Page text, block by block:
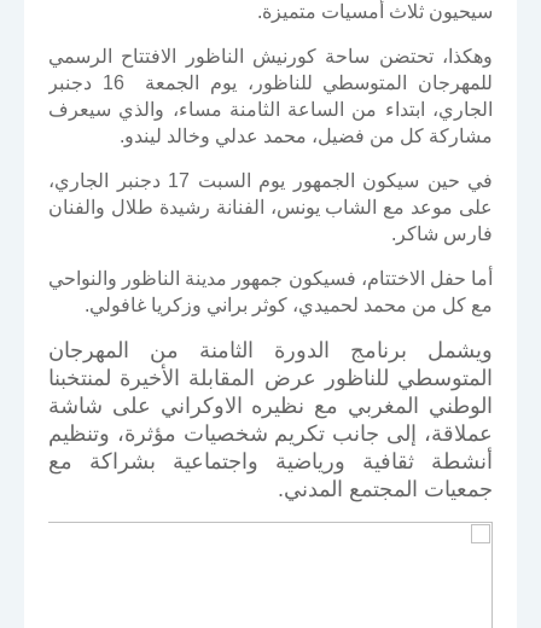
سيحيون ثلاث أمسيات متميزة.
وهكذا، تحتضن ساحة كورنيش الناظور الافتتاح الرسمي
للمهرجان المتوسطي للناظور، يوم الجمعة 16 دجنبر
الجاري، ابتداء من الساعة الثامنة مساء، والذي سيعرف
مشاركة كل من فضيل، محمد عدلي وخالد ليندو.
في حين سيكون الجمهور يوم السبت 17 دجنبر الجاري،
على موعد مع الشاب يونس، الفنانة رشيدة طلال والفنان
فارس شاكر.
أما حفل الاختتام، فسيكون جمهور مدينة الناظور والنواحي
مع كل من محمد لحميدي، كوثر براني وزكريا غافولي.
ويشمل برنامج الدورة الثامنة من المهرجان
المتوسطي للناظور عرض المقابلة الأخيرة لمنتخبنا
الوطني المغربي مع نظيره الاوكراني على شاشة
عملاقة، إلى جانب تكريم شخصيات مؤثرة، وتنظيم
أنشطة ثقافية ورياضية واجتماعية بشراكة مع
جمعيات المجتمع المدني.